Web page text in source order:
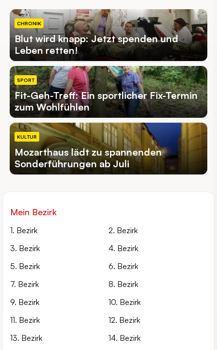
CHRONIK
Blut wird knapp: Jetzt spenden und
Leben retten!
SPORT
Fit-Geh-Treff: Ein sportlicher Fix-Termin
zum Wohlfühlen
KULTUR
Mozarthaus lädt zu spannenden
Sonderführungen ab Juli
Mein Bezirk
1. Bezirk
2. Bezirk
3. Bezirk
4. Bezirk
5. Bezirk
6. Bezirk
7. Bezirk
8. Bezirk
9. Bezirk
10. Bezirk
11. Bezirk
12. Bezirk
13. Bezirk
14. Bezirk